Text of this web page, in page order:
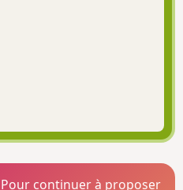
Pour continuer à proposer